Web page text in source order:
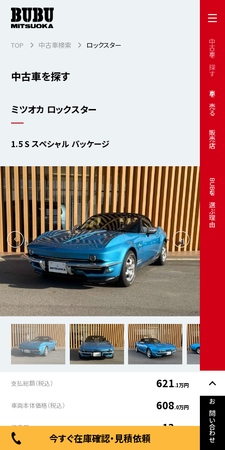
中古車を探す
車を売る
販売店
BUBUを選ぶ理由
お問い合わせ
中古車を探す
TOP 中古車検索 ロックスター
ミツオカ ロックスター
1.5 S スペシャル パッケージ
支払総額（税込） 621.1万円
車両本体価格（税込） 608.0万円
諸費用 13
今すぐ在庫確認・見積依頼